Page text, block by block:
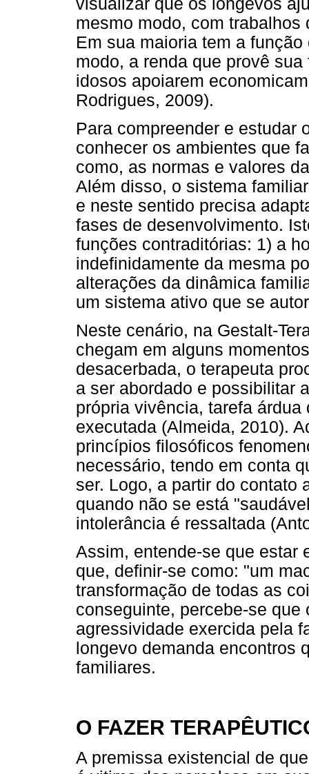
mesmo modo, com
Em sua maioria tem a
modo, a renda que provê
idosos apoiarem
Rodrigues, 2009).
Para compreender e estudar
conhecer os ambientes que
como, as normas e valores
Além disso, o sistema
e neste sentido precisa
fases de desenvolvimento.
funções contraditórias: 1) a
indefinidamente da mesma
alterações da dinâmica
um sistema ativo que se
Neste cenário, na Gestalt-
chegam em alguns
desacerbada, o terapeuta
a ser abordado e possibilitar
própria vivência, tarefa
executada (Almeida, 2010).
princípios filosóficos
necessário, tendo em conta
ser. Logo, a partir do contato
quando não se está
intolerância é ressaltada
Assim, entende-se que estar
que, definir-se como: "um
transformação de todas as
conseguinte, percebe-se
agressividade exercida pela
longevo demanda encontros
familiares.
O FAZER
A premissa existencial de